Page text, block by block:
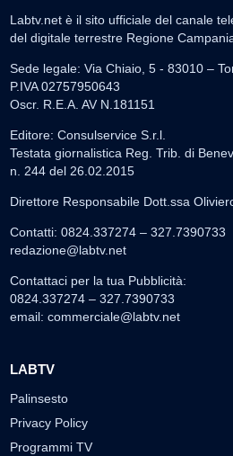
Labtv.net è il sito ufficiale del canale
del digitale terrestre Regione
Sede legale: Via Chiaio, 5 - 83010 –
P.IVA 02757950643
Oscr. R.E.A. AV N.181151
Editore: Consulservice S.r.l.
Testata giornalistica Reg. Trib. di
n. 244 del 26.02.2015
Direttore Responsabile Dott.ssa
Contatti: 0824.337274 – 327.7390733
redazione@labtv.net
Contattaci per la tua Pubblicità:
0824.337274 – 327.7390733
email: commerciale@labtv.net
LABTV
Palinsesto
Privacy Policy
Programmi TV